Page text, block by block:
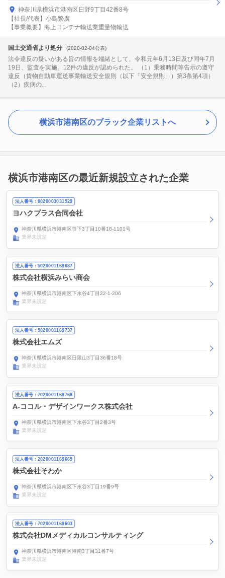
神奈川県横浜市港南区日野9丁目42番8号
【社長/代表】小島繁廣
【事業概要】海上コンテナ輸送業重量物輸送
国土交通省より処分 (2020-02-04公表)
法令違反の疑いがある旨の情報を端緒として、令和元年6月13日及び同年7月
19日、監査を実施。12件の違反が認められた。 （1）乗務時間等告示の遵守
違反（貨物自動車運送事業輸送安全規則（以下「安全規則」）第3条第4項）
（2）疾病の...
横浜市港南区のブラック企業リストへ
横浜市港南区の最近新規設立された企業
法人番号：8020003031529
ヨハクプラス合同会社
神奈川県横浜市港南区笹下3丁目10番18-1101号
業界未設定
法人番号：5020001169687
株式会社横浜みらい商会
神奈川県横浜市港南区下永谷4丁目22-1-206
業界未設定
法人番号：5020001169737
株式会社エムズ
神奈川県横浜市港南区日限山3丁目36番18号
業界未設定
法人番号：7020001169768
A-ココル・デザインワークス株式会社
神奈川県横浜市港南区下永谷3丁目2番3号
業界未設定
法人番号：2020001169665
株式会社そわか
神奈川県横浜市港南区下永谷3丁目19番9号
業界未設定
法人番号：7020001169603
株式会社DMメディカルコンサルティング
神奈川県横浜市港南区港南3丁目31番7号
業界未設定